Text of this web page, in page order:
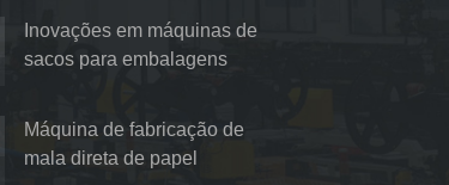
Inovações em máquinas de
sacos para embalagens
Máquina de fabricação de
mala direta de papel